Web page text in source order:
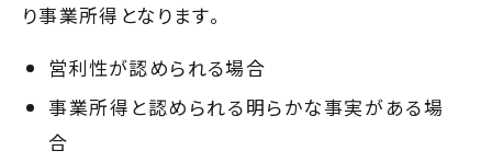
り事業所得となります。
営利性が認められる場合
事業所得と認められる明らかな事実がある場
合